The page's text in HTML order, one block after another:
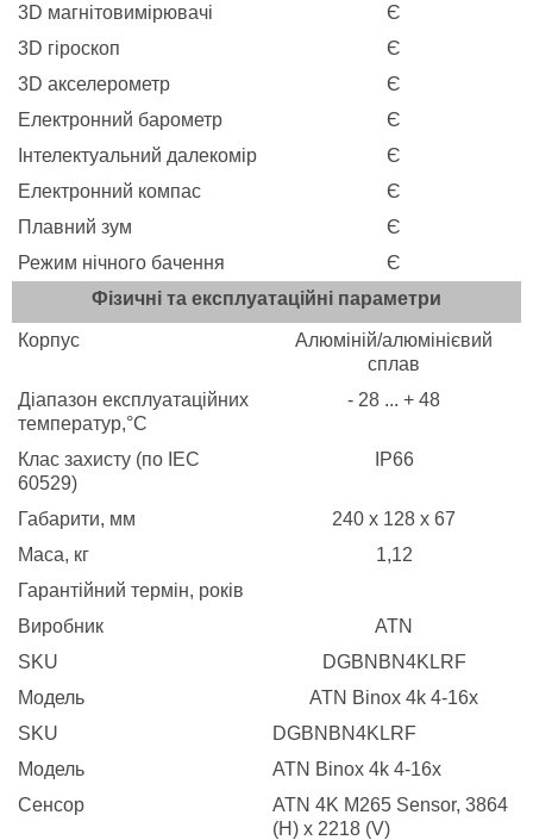
3D магнітовимірювачі
Є
3D гіроскоп
Є
3D акселерометр
Є
Електронний барометр
Є
Інтелектуальний далекомір
Є
Електронний компас
Є
Плавний зум
Є
Режим нічного бачення
Є
Фізичні та експлуатаційні параметри
Корпус
Алюміній/алюмінієвий
сплав
Діапазон експлуатаційних
температур,°C
- 28 ... + 48
Клас захисту (по IEC
60529)
IP66
Габарити, мм
240 x 128 x 67
Маса, кг
1,12
Гарантійний термін, років
Виробник
ATN
SKU
DGBNBN4KLRF
Модель
ATN Binox 4k 4-16x
SKU
DGBNBN4KLRF
Модель
ATN Binox 4k 4-16x
Сенсор
ATN 4K M265 Sensor, 3864
(H) x 2218 (V)